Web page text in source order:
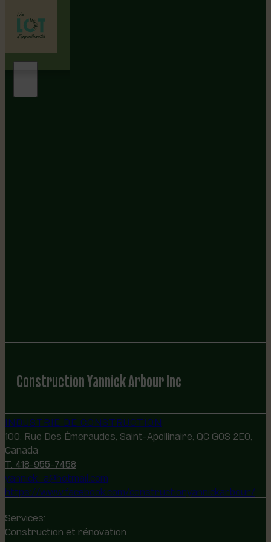
Construction Yannick Arbour Inc
INDUSTRIE DE CONSTRUCTION
100, Rue Des Émeraudes, Saint-Apollinaire, QC G0S 2E0,
Canada
T. 418-955-7458
yannick_a@hotmail.com
https://www.facebook.com/constructionyannickarbour/
Services:
Construction et rénovation